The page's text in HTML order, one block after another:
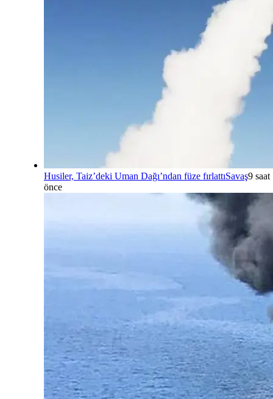
Husiler, Taiz’deki Uman Dağı’ndan füze fırlattıSavaş9 saat
önce